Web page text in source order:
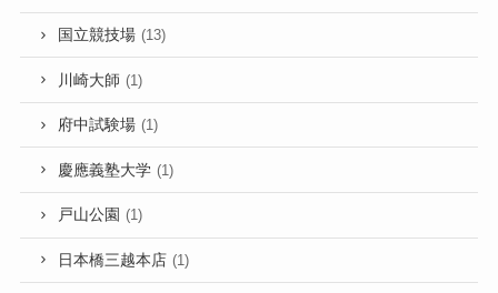
国立競技場 (13)
川崎大師 (1)
府中試験場 (1)
慶應義塾大学 (1)
戸山公園 (1)
日本橋三越本店 (1)